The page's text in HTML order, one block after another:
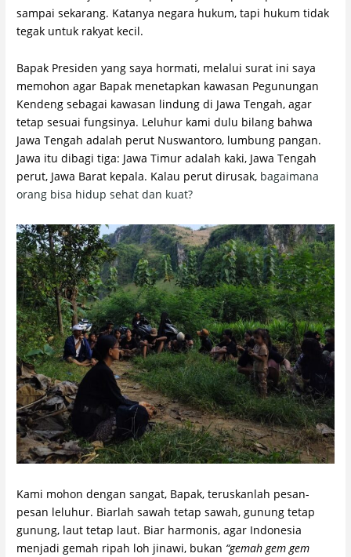
sampai sekarang. Katanya negara hukum, tapi hukum tidak
tegak untuk rakyat kecil.
Bapak Presiden yang saya hormati, melalui surat ini saya
memohon agar Bapak menetapkan kawasan Pegunungan
Kendeng sebagai kawasan lindung di Jawa Tengah, agar
tetap sesuai fungsinya. Leluhur kami dulu bilang bahwa
Jawa Tengah adalah perut Nuswantoro, lumbung pangan.
Jawa itu dibagi tiga: Jawa Timur adalah kaki, Jawa Tengah
perut, Jawa Barat kepala. Kalau perut dirusak, bagaimana
orang bisa hidup sehat dan kuat?
Kami mohon dengan sangat, Bapak, teruskanlah pesan-
pesan leluhur. Biarlah sawah tetap sawah, gunung tetap
gunung, laut tetap laut. Biar harmonis, agar Indonesia
menjadi gemah ripah loh jinawi, bukan “gemah gem gem